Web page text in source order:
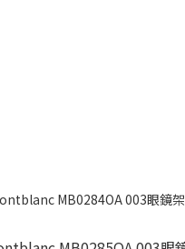
MB0284OA 003眼鏡架